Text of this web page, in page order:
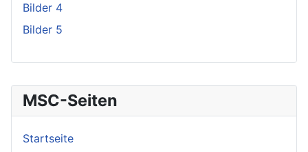
MSC-Seiten
Startseite
Bilder 4
Bilder 5